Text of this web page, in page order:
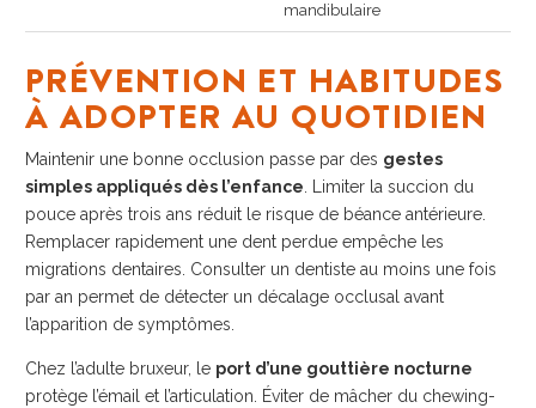
mandibulaire
PRÉVENTION ET HABITUDES
À ADOPTER AU QUOTIDIEN
Maintenir une bonne occlusion passe par des gestes
simples appliqués dès l’enfance. Limiter la succion du
pouce après trois ans réduit le risque de béance antérieure.
Remplacer rapidement une dent perdue empêche les
migrations dentaires. Consulter un dentiste au moins une fois
par an permet de détecter un décalage occlusal avant
l’apparition de symptômes.
Chez l’adulte bruxeur, le port d’une gouttière nocturne
protège l’émail et l’articulation. Éviter de mâcher du chewing-